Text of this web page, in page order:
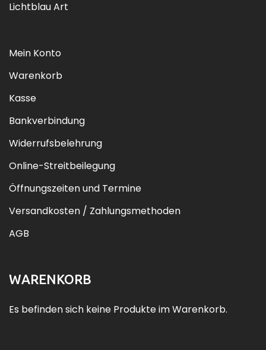
Lichtblau Art
Mein Konto
Warenkorb
Kasse
Bankverbindung
Widerrufsbelehrung
Online-Streitbeilegung
Öffnungszeiten und Termine
Versandkosten / Zahlungsmethoden
AGB
WARENKORB
Es befinden sich keine Produkte im Warenkorb.